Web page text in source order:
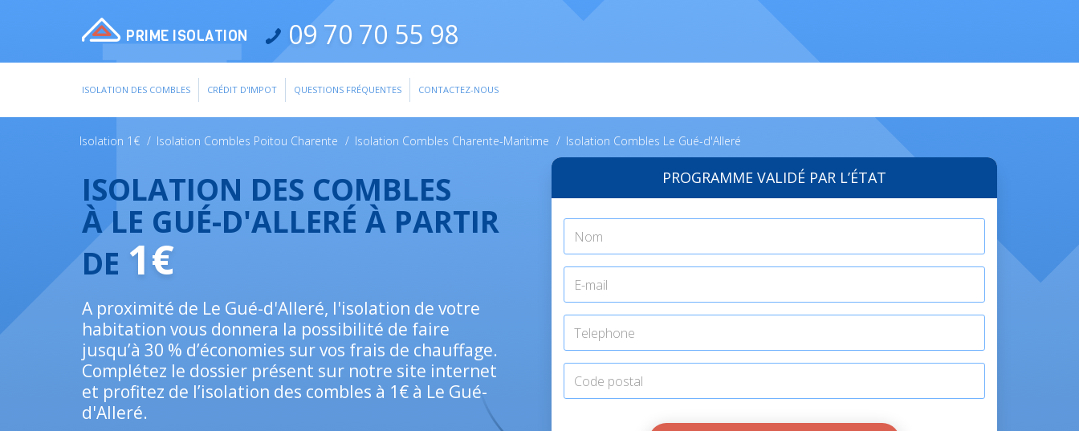
PRIME ISOLATION 09 70 70 55 98
ISOLATION DES COMBLES CRÉDIT D'IMPOT QUESTIONS FRÉQUENTES CONTACTEZ-NOUS
Isolation 1€ / Isolation Combles Poitou Charente / Isolation Combles Charente-Maritime / Isolation Combles Le Gué-d'Alleré
ISOLATION DES COMBLES
À LE GUÉ-D'ALLERÉ À PARTIR
DE 1€
A proximité de Le Gué-d'Alleré, l'isolation de votre
habitation vous donnera la possibilité de faire
jusqu’à 30 % d’économies sur vos frais de chauffage.
Complétez le dossier présent sur notre site internet
et profitez de l’isolation des combles à 1€ à Le Gué-
d'Alleré.
PROGRAMME VALIDÉ PAR L’ÉTAT